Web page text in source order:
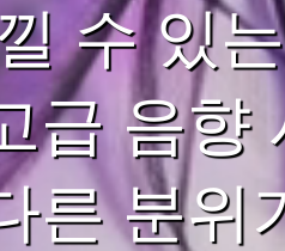
수 있
급 음향
른 분위